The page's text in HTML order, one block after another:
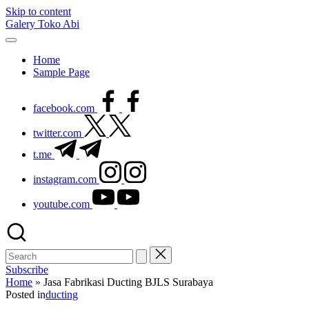
Skip to content
Galery Toko Abi
Home
Sample Page
facebook.com
twitter.com
t.me
instagram.com
youtube.com
Subscribe
Home » Jasa Fabrikasi Ducting BJLS Surabaya
Posted inducting